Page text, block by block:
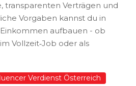
transparenten Verträgen und
Vorgaben kannst du in
aufbauen - ob
Vollzeit‑Job oder als
Verdienst Österreich